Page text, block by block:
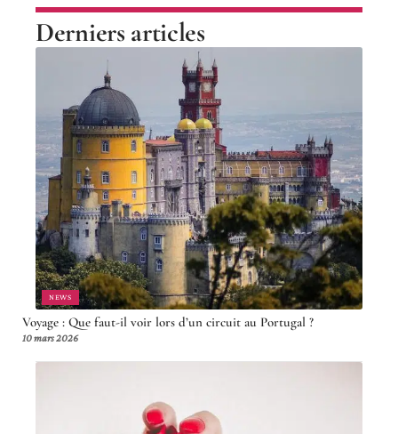
Derniers articles
NEWS
Voyage : Que faut-il voir lors d’un circuit au Portugal ?
10 mars 2026